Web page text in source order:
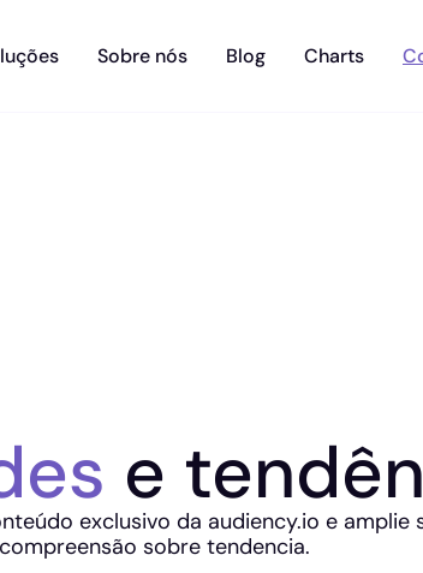
Sobre nós Blog Charts
e
exclusivo da audiency.io e amplie
compreensão sobre tendencia.